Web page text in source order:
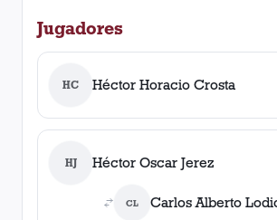
Jugadores
HC Héctor Horacio Crosta
HJ Héctor Oscar Jerez
CL Carlos Alberto